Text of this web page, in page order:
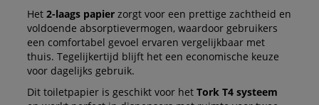
Het 2-laags papierzorgt voor een prettige zachtheid en
voldoende absorptievermogen, waardoor gebruikers
een comfortabel gevoel ervaren vergelijkbaar met
thuis. Tegelijkertijd blijft het een economische keuze
voor dagelijks gebruik.
Dit toiletpapier is geschikt voor het Tork T4 systeem